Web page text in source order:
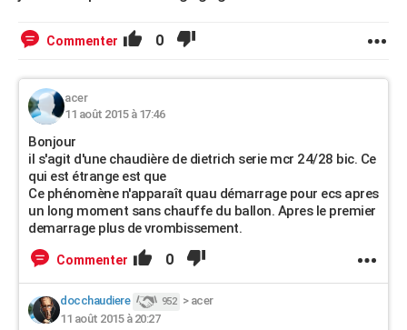
Commenter 0
acer
11 août 2015 à 17:46
Bonjour
il s'agit d'une chaudière de dietrich serie mcr 24/28 bic. Ce
qui est étrange est que
Ce phénomène n'apparaît quau démarrage pour ecs apres
un long moment sans chauffe du ballon. Apres le premier
demarrage plus de vrombissement.
Commenter 0
docchaudiere 952 > acer
11 août 2015 à 20:27